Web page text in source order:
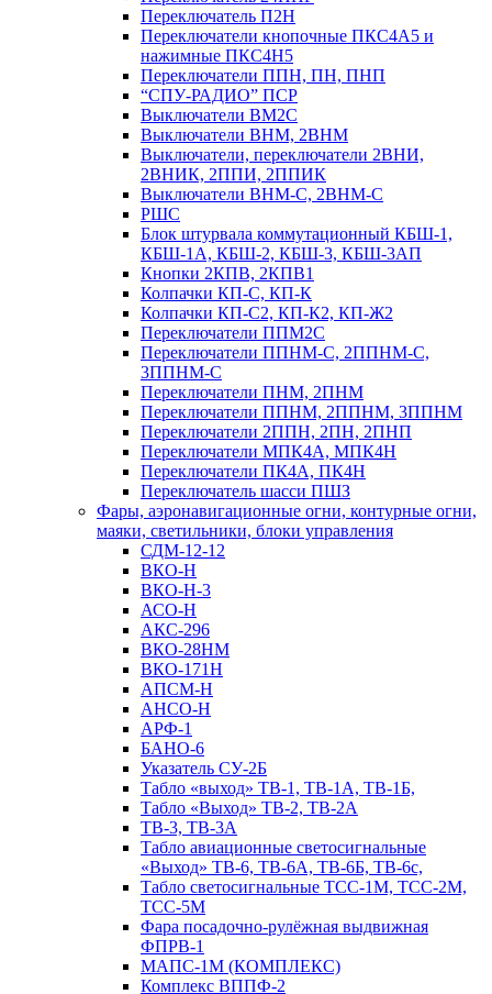
Переключатель П2Н
Переключатели кнопочные ПКС4А5 и
нажимные ПКС4Н5
Переключатели ППН, ПН, ПНП
“СПУ-РАДИО” ПСР
Выключатели ВМ2С
Выключатели ВНМ, 2ВНМ
Выключатели, переключатели 2ВНИ,
2ВНИК, 2ППИ, 2ППИК
Выключатели ВНМ-С, 2ВНМ-С
РШС
Блок штурвала коммутационный КБШ-1,
КБШ-1А, КБШ-2, КБШ-3, КБШ-3АП
Кнопки 2КПВ, 2КПВ1
Колпачки КП-С, КП-К
Колпачки КП-С2, КП-К2, КП-Ж2
Переключатели ППМ2С
Переключатели ППНМ-С, 2ППНМ-С,
3ППНМ-С
Переключатели ПНМ, 2ПНМ
Переключатели ППНМ, 2ППНМ, 3ППНМ
Переключатели 2ППН, 2ПН, 2ПНП
Переключатели МПК4А, МПК4Н
Переключатели ПК4А, ПК4Н
Переключатель шасси ПШЗ
Фары, аэронавигационные огни, контyрные огни,
маяки, светильники, блоки управления
СДМ-12-12
ВКО-Н
ВКО-Н-3
АСО-Н
АКС-296
ВКО-28НМ
ВКО-171Н
АПСМ-Н
АНСО-Н
АРФ-1
БАНО-6
Указатель СУ-2Б
Табло «выход» ТВ-1, ТВ-1А, ТВ-1Б,
Табло «Выход» ТВ-2, ТВ-2А
ТВ-3, ТВ-3А
Табло авиационные светосигнальные
«Выход» ТВ-6, ТВ-6А, ТВ-6Б, ТВ-6с,
Табло светосигнальные ТСС-1М, ТСС-2М,
ТСС-5М
Фара посадочно-рулёжная выдвижная
ФПРВ-1
МАПС-1М (КОМПЛЕКС)
Комплекс ВППФ-2